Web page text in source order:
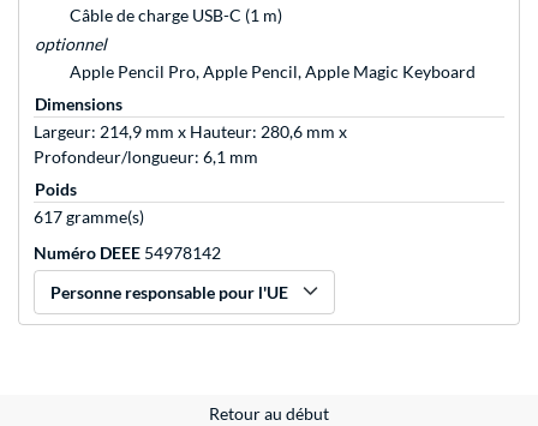
Câble de charge USB-C (1 m)
optionnel
Apple Pencil Pro, Apple Pencil, Apple Magic Keyboard
Dimensions
Largeur: 214,9 mm x Hauteur: 280,6 mm x
Profondeur/longueur: 6,1 mm
Poids
617 gramme(s)
Numéro DEEE 54978142
Personne responsable pour l'UE
Retour au début